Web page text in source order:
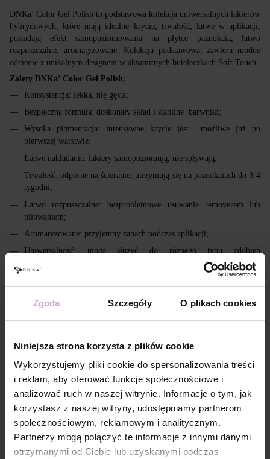
Zgoda Szczegóły O plikach cookies
Niniejsza strona korzysta z plików cookie
Wykorzystujemy pliki cookie do spersonalizowania treści
i reklam, aby oferować funkcje społecznościowe i
analizować ruch w naszej witrynie. Informacje o tym, jak
korzystasz z naszej witryny, udostępniamy partnerom
społecznościowym, reklamowym i analitycznym.
Partnerzy mogą połączyć te informacje z innymi danymi
otrzymanymi od Ciebie lub uzyskanymi podczas
DNKa’ Color Gel Polish to podstawowa kolekcja uniwersalnych lakierów
hybrydowych, które mają idealne krycie, trwałość, łatwe w aplikacji,
posiadają efekt samopoziomowania na płytce paznokcia, łatwo
rozpuszczalne, aromatyzowane. Kolekcja podstawowa, zawiera modne
odcienie z unikalnym designem w aksamitnych buteleczkach Soft Touch.
Zalety DNKa’ Color Gel Polish:
Konsystencja: lekka, nię gęsta;
Bezpieczna formuła: doskonały skład i stabilne barwniki;
Wysoka pigmentacja: intensywne krycie jest możliwe już po
pierwszej warstwie;
Łatwe nakładanie: lakiery samopoziomują, nie spływają;
Trwałość: odporne na ścieranie, utrzymują się na paznokciach do 3-4
tygodni;
Łatwo rozpuszczalne: bezproblemowe usuwanie removerem lub
piłowaniem;
Aromatyzowane: przyjemny zapach podczas aplikacji;
Uniwersalność: mogą służyć do różnego typu zdobień
Lekka warstwa lepka: ułatwia wykonanie zdobień bez konieczności
Cechy
Skład
ACRYLATES COPOLYMER, ISOPROPYL
TRIISOSTEARATE, DIMETHICONE,
HYDROXYPROPYL METHACRYLATE, BIS-
TRIMETHYLBENZOYL PHENYLPHOSPHINE
OXIDE, +/- CI 77000, CI 77007, CI 77163, CI
77266, CI 77491, CI 77492, CI 77891, CI 15880,
CI 15850, CI 73360
Technologia
aplikacji №1
Na zmatowioną, oczyszczoną powierzchnię
paznokcia zaaplikować DNKa’ Dehydrator -1